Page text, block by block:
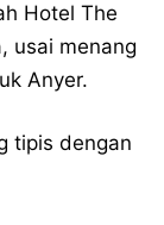
Hotel The
usai menang
Anyer.
tipis dengan